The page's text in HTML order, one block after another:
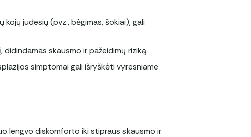
judesių (pvz., bėgimas, šokiai), gali
skausmo ir pažeidimų riziką.
simptomai gali išryškėti vyresniame
lengvo diskomforto iki stipraus skausmo ir